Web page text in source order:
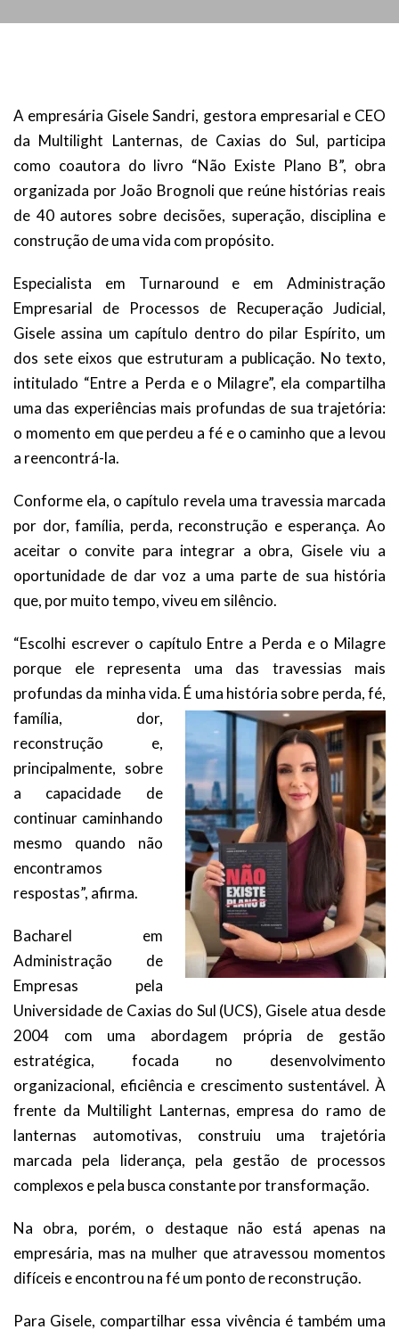
A empresária Gisele Sandri, gestora empresarial e CEO
da Multilight Lanternas, de Caxias do Sul, participa
como coautora do livro “Não Existe Plano B”, obra
organizada por João Brognoli que reúne histórias reais
de 40 autores sobre decisões, superação, disciplina e
construção de uma vida com propósito.
Especialista em Turnaround e em Administração
Empresarial de Processos de Recuperação Judicial,
Gisele assina um capítulo dentro do pilar Espírito, um
dos sete eixos que estruturam a publicação. No texto,
intitulado “Entre a Perda e o Milagre”, ela compartilha
uma das experiências mais profundas de sua trajetória:
o momento em que perdeu a fé e o caminho que a levou
a reencontrá-la.
Conforme ela, o capítulo revela uma travessia marcada
por dor, família, perda, reconstrução e esperança. Ao
aceitar o convite para integrar a obra, Gisele viu a
oportunidade de dar voz a uma parte de sua história
que, por muito tempo, viveu em silêncio.
“Escolhi escrever o capítulo Entre a Perda e o Milagre
porque ele representa uma das travessias mais
profundas da minha vida. É uma história sobre perda, fé,
família, dor,
reconstrução e,
principalmente, sobre
a capacidade de
continuar caminhando
mesmo quando não
encontramos
respostas”, afirma.
Bacharel em
Administração de
Empresas pela
Universidade de Caxias do Sul (UCS), Gisele atua desde
2004 com uma abordagem própria de gestão
estratégica, focada no desenvolvimento
organizacional, eficiência e crescimento sustentável. À
frente da Multilight Lanternas, empresa do ramo de
lanternas automotivas, construiu uma trajetória
marcada pela liderança, pela gestão de processos
complexos e pela busca constante por transformação.
Na obra, porém, o destaque não está apenas na
empresária, mas na mulher que atravessou momentos
difíceis e encontrou na fé um ponto de reconstrução.
Para Gisele, compartilhar essa vivência é também uma